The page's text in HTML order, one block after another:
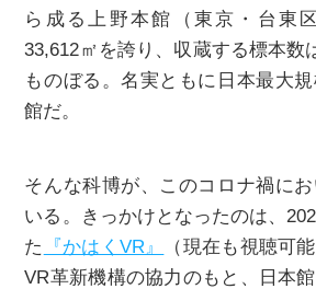
ら成る上野本館（東京・台東
33,612㎡を誇り、収蔵する標本数
ものぼる。名実ともに日本最大
館だ。
そんな科博が、このコロナ禍に
いる。きっかけとなったのは、
た
『かはくVR』
（現在も視聴可
VR革新機構の協力のもと、日本